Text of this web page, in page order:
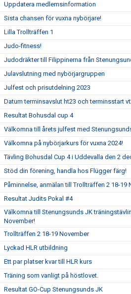
Uppdatera medlemsinformation
Sista chansen för vuxna nybörjare!
Lilla Trollträffen 1
Judo-fitness!
Judodräkter till Filippinerna från
Julavslutning med nybörjargruppen
Julfest och prisutdelning 2023
Datum terminsavslut ht23 och terminsstart
Resultat Bohusdal cup 4
Välkomna till årets julfest med
Välkomna på nybörjarkurs för vuxna 2024!
Tävling Bohusdal Cup 4 i Uddevalla den 2
Stöd din förening, handla hos Flügger färg!
Påminnelse, anmälan till Trollträffen 2 18-19
Resultat Judits Pokal #4
Välkomna till Stenungsunds JK
November!
Trollträffen 2 18-19 November
Lyckad HLR utbildning
Ett par platser kvar till HLR kurs
Träning som vanligt på höstlovet.
Resultat GO-Cup Stenungsunds JK